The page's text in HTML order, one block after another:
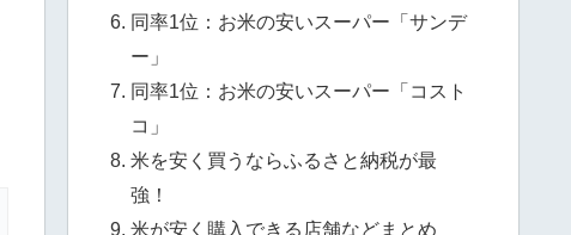
同率1位：お米の安いスーパー「サンデ
ー」
同率1位：お米の安いスーパー「コスト
コ」
米を安く買うならふるさと納税が最
強！
米が安く購入できる店舗などまとめ